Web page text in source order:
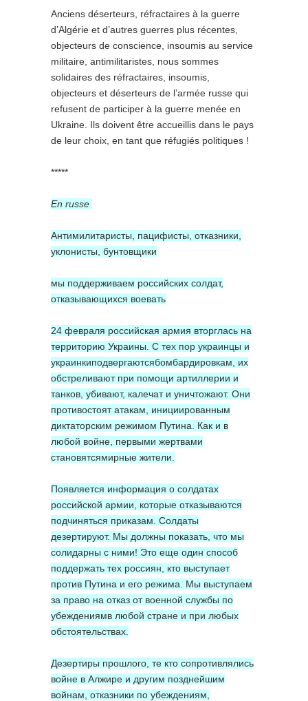
Anciens déserteurs, réfractaires à la guerre
d’Algérie et d’autres guerres plus récentes,
objecteurs de conscience, insoumis au service
militaire, antimilitaristes, nous sommes
solidaires des réfractaires, insoumis,
objecteurs et déserteurs de l’armée russe qui
refusent de participer à la guerre menée en
Ukraine. Ils doivent être accueillis dans le pays
de leur choix, en tant que réfugiés politiques !
*****
En russe
Антимилитаристы, пацифисты, отказники,
уклонисты, бунтовщики
мы поддерживаем российских солдат,
отказывающихся воевать
24 февраля российская армия вторглась на
территорию Украины. С тех пор украинцы и
украинкиподвергаютсябомбардировкам, их
обстреливают при помощи артиллерии и
танков, убивают, калечат и уничтожают. Они
противостоят атакам, инициированным
диктаторским режимом Путина. Как и в
любой войне, первыми жертвами
становятсямирные жители.
Появляется информация о солдатах
российской армии, которые отказываются
подчиняться приказам. Солдаты
дезертируют. Мы должны показать, что мы
солидарны с ними! Это еще один способ
поддержать тех россиян, кто выступает
против Путина и его режима. Мы выступаем
за право на отказ от военной службы по
убеждениямв любой стране и при любых
обстоятельствах.
Дезертиры прошлого, те кто сопротивлялись
войне в Алжире и другим позднейшим
войнам, отказники по убеждениям,